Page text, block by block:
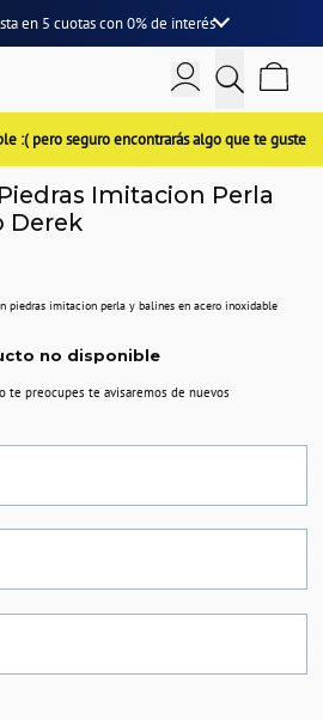
en 5 cuotascon0% de interés
:( pero seguro encontrarás algo que te guste
Imitacion Perla
Derek
piedras imitacion perla y balines en acero inoxidable
no disponible
te preocupes te avisaremos de nuevos